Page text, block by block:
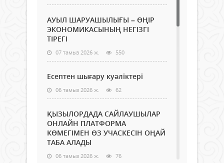
АУЫЛ ШАРУАШЫЛЫҒЫ – ӨҢІР
ЭКОНОМИКАСЫНЫҢ НЕГІЗГІ
ТІРЕГІ
07 тамыз 2026 ж. 550
Есептен шығару куәліктері
06 тамыз 2026 ж. 62
ҚЫЗЫЛОРДАДА САЙЛАУШЫЛАР
ОНЛАЙН ПЛАТФОРМА
КӨМЕГІМЕН ӨЗ УЧАСКЕСІН ОҢАЙ
ТАБА АЛАДЫ
06 тамыз 2026 ж. 76